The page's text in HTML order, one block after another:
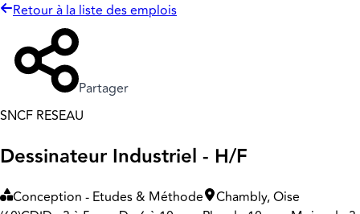
Retour à la liste des emplois
Partager
SNCF RESEAU
Dessinateur Industriel - H/F
Conception - Etudes & Méthode
Chambly, Oise